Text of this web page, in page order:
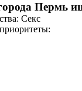
Пермь
Секс